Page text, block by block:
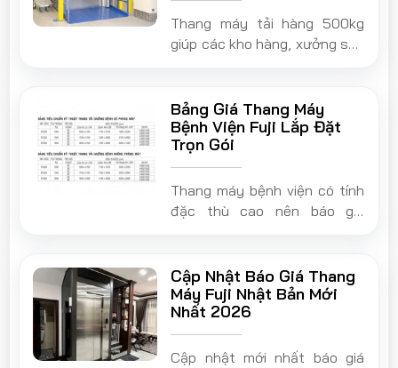
Thang máy tải hàng 500kg
giúp các kho hàng, xưởng sản
một cách dễ dàng, đẩy nhanh
hiệu suất làm việc và đảm
bảo an toàn tuyệt đối cho
người lao động.
Bảng Giá Thang Máy
Bệnh Viện Fuji Lắp Đặt
Trọn Gói
Thang máy bệnh viện có tính
đặc thù cao nên báo giá
quan tâm
Cập Nhật Báo Giá Thang
Máy Fuji Nhật Bản Mới
Nhất 2026
Cập nhật mới nhất báo giá